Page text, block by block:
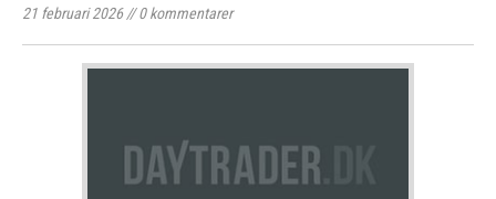
21 februari 2026//0kommentarer